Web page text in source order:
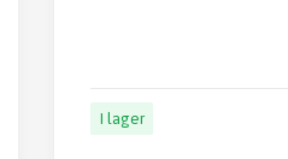
I lager